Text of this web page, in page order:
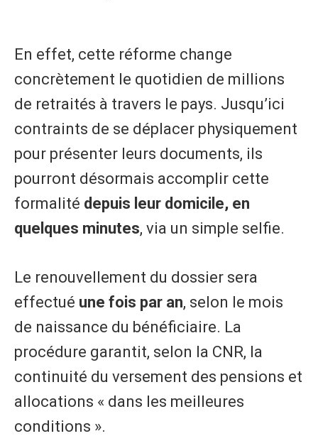
En effet, cette réforme change
concrètement le quotidien de millions
de retraités à travers le pays. Jusqu’ici
contraints de se déplacer physiquement
pour présenter leurs documents, ils
pourront désormais accomplir cette
formalité depuis leur domicile, en
quelques minutes, via un simple selfie.
Le renouvellement du dossier sera
effectué une fois par an, selon le mois
de naissance du bénéficiaire. La
procédure garantit, selon la CNR, la
continuité du versement des pensions et
allocations « dans les meilleures
conditions ».